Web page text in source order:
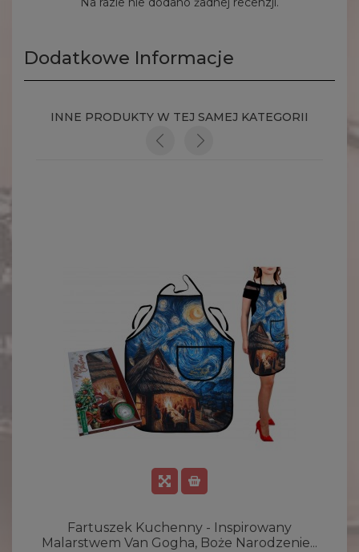
Dodatkowe Informacje
INNE PRODUKTY W TEJ SAMEJ KATEGORII
Fartuszek Kuchenny - Inspirowany
Malarstwem Van Gogha, Boże Narodzenie...